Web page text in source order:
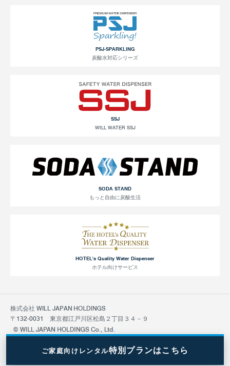
PSJ-SPARKLING
炭酸水対応シリーズ
SSJ
WILL WATER SSJ
SODA STAND
もっと自由に炭酸生活
HOTEL's Quality Water Dispenser
ホテル向けサービス
株式会社 WILL JAPAN
〒132-0031 東京都江戸川区松島２丁目３４－９
ご家庭向けレンタル特別プランはこちら